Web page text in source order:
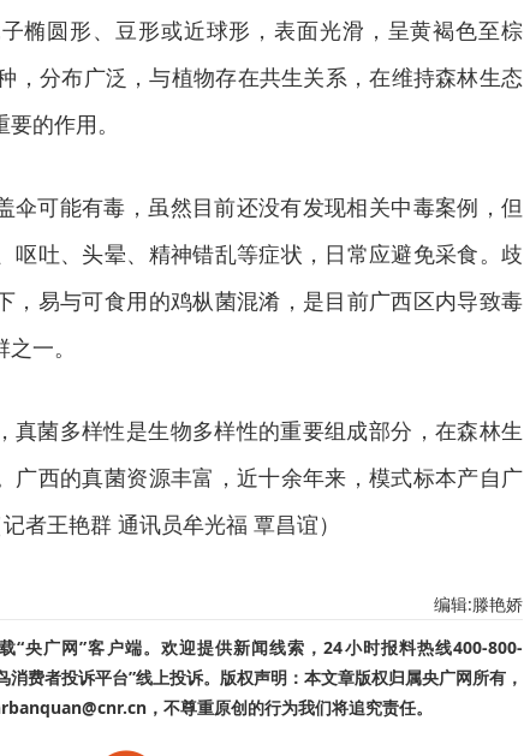
椭圆形、豆形或近球形，表面光滑，呈黄褐色至棕
，分布广泛，与植物存在共生关系，在维持森林生态
的作用。
伞可能有毒，虽然目前还没有发现相关中毒案例，但
呕吐、头晕、精神错乱等症状，日常应避免采食。歧
，易与可食用的鸡枞菌混淆，是目前广西区内导致毒
一。
真菌多样性是生物多样性的重要组成部分，在森林生
广西的真菌资源丰富，近十余年来，模式标本产自广
者王艳群 通讯员牟光福 覃昌谊）
编辑:滕艳娇
“央广网”客户端。欢迎提供新闻线索，24小时报料热线400-800-
费者投诉平台”线上投诉。版权声明：本文章版权归属央广网所有，
，不尊重原创的行为我们将追究责任。